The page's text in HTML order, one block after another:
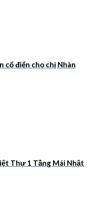
cổ điển cho chị Nhàn
Thự 1 Tầng Mái Nhật